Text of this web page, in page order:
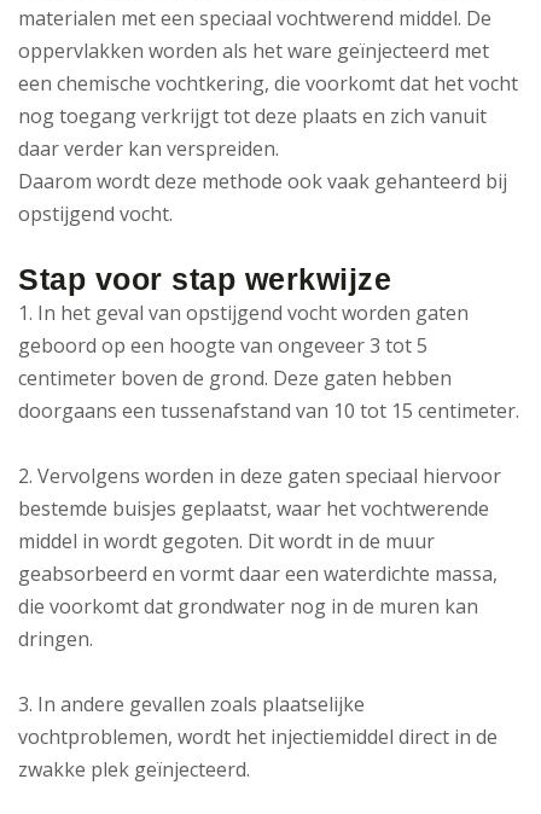
materialen met een speciaal vochtwerend middel. De
oppervlakken worden als het ware geïnjecteerd met
een chemische vochtkering, die voorkomt dat het vocht
nog toegang verkrijgt tot deze plaats en zich vanuit
daar verder kan verspreiden.
Daarom wordt deze methode ook vaak gehanteerd bij
opstijgend vocht.
Stap voor stap werkwijze
1. In het geval van opstijgend vocht worden gaten
geboord op een hoogte van ongeveer 3 tot 5
centimeter boven de grond. Deze gaten hebben
doorgaans een tussenafstand van 10 tot 15 centimeter.
2. Vervolgens worden in deze gaten speciaal hiervoor
bestemde buisjes geplaatst, waar het vochtwerende
middel in wordt gegoten. Dit wordt in de muur
geabsorbeerd en vormt daar een waterdichte massa,
die voorkomt dat grondwater nog in de muren kan
dringen.
3. In andere gevallen zoals plaatselijke
vochtproblemen, wordt het injectiemiddel direct in de
zwakke plek geïnjecteerd.